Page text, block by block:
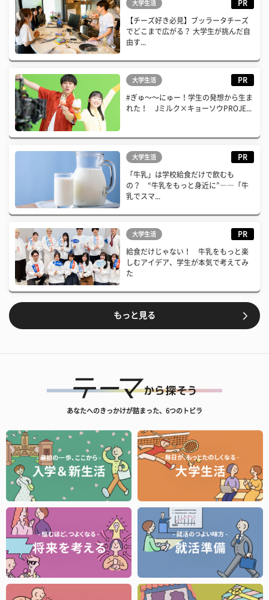
大学生活 PR
【チーズ好き必見】ブッラータチーズ
でどこまで広がる？ 大学生が挑んだ自
由す...
大学生活 PR
#ぎゅ〜〜にゅー！学生の発想から生ま
れた！ Jミルク×キョーソウPROJE...
大学生活 PR
「牛乳」は学校給食だけで飲むも
の？ “牛乳をもっと身近に”――「牛
乳でスマ...
大学生活 PR
給食だけじゃない！ 牛乳をもっと楽
しむアイデア、学生が本気で考えてみ
た
もっと見る
あなたへのきっかけが詰まった、6つのトビラ